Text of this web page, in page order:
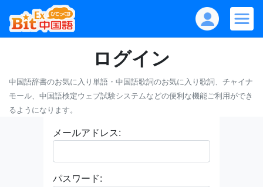
ログイン
中国語辞書のお気に入り単語・中国語歌詞のお気に入り歌詞、チャイナ
モール、中国語検定ウェブ試験システムなどの便利な機能ご利用ができ
るようになります。
メールアドレス:
パスワード: